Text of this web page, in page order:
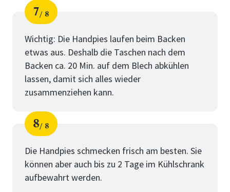
Schritt
7
von
8
Wichtig: Die Handpies laufen beim Backen
etwas aus. Deshalb die Taschen nach dem
Backen ca. 20 Min. auf dem Blech abkühlen
lassen, damit sich alles wieder
zusammenziehen kann.
Schritt
8
von
8
Die Handpies schmecken frisch am besten. Sie
können aber auch bis zu 2 Tage im Kühlschrank
aufbewahrt werden.